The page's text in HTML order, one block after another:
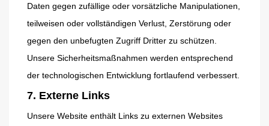
Daten gegen zufällige oder vorsätzliche Manipulationen,
teilweisen oder vollständigen Verlust, Zerstörung oder
gegen den unbefugten Zugriff Dritter zu schützen.
Unsere Sicherheitsmaßnahmen werden entsprechend
der technologischen Entwicklung fortlaufend verbessert.
7. Externe Links
Unsere Website enthält Links zu externen Websites